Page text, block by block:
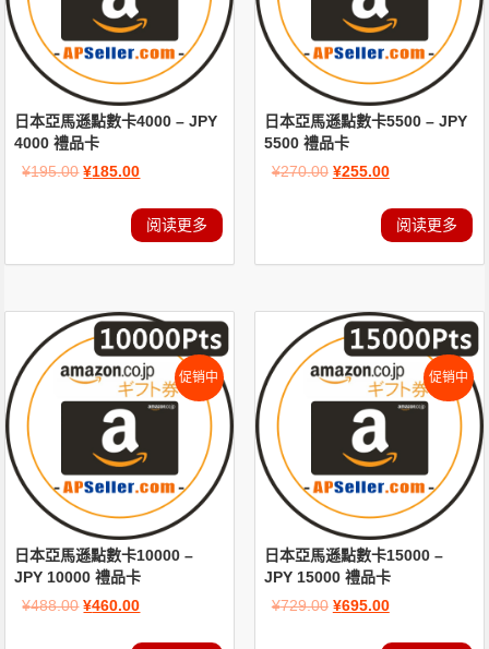
日本亞馬遜點數卡4000 – JPY
4000 禮品卡
¥195.00 ¥185.00
阅读更多
日本亞馬遜點數卡5500 – JPY
5500 禮品卡
¥270.00 ¥255.00
阅读更多
促销中
日本亞馬遜點數卡10000 –
JPY 10000 禮品卡
¥488.00 ¥460.00
促销中
日本亞馬遜點數卡15000 –
JPY 15000 禮品卡
¥729.00 ¥695.00